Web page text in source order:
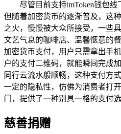
尽管目前支持imToken钱包
但随着加密货币的逐渐普及，这
之火，慢慢被大众所接受，一些
文艺气息的咖啡店、温馨惬意的
加密货币支付，用户只需拿出手
户的支付二维码，就能瞬间完成
同行云流水般顺畅，这种支付方
一定的隐私性，仿佛为消费者打
门，提供了一种别具一格的支付选
慈善捐赠